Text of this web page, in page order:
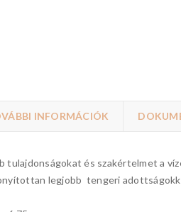
INFORMÁCIÓK
tulajdonságokat és szakértelmet a
legjobb tengeri